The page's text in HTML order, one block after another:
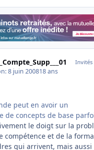
Invités
8 juin 200818 ans
peut en avoir un
de concepts de base
le doigt sur la
compétence et de la
qui arrivent, mais